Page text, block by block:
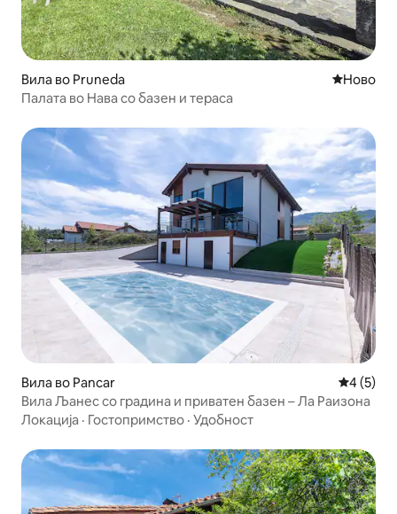
Вила во Pruneda Ново
Ново
Палата во Нава со базен и тераса
Вила во Pancar
4 (5)
Вила Љанес со градина и приватен базен – Ла Раизона
Локација · Гостопримство · Удобност